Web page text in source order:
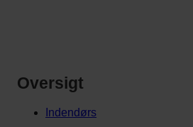
Oversigt
Indendørs